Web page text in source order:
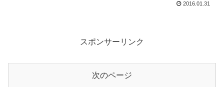
2016.01.31
スポンサーリンク
次のページ